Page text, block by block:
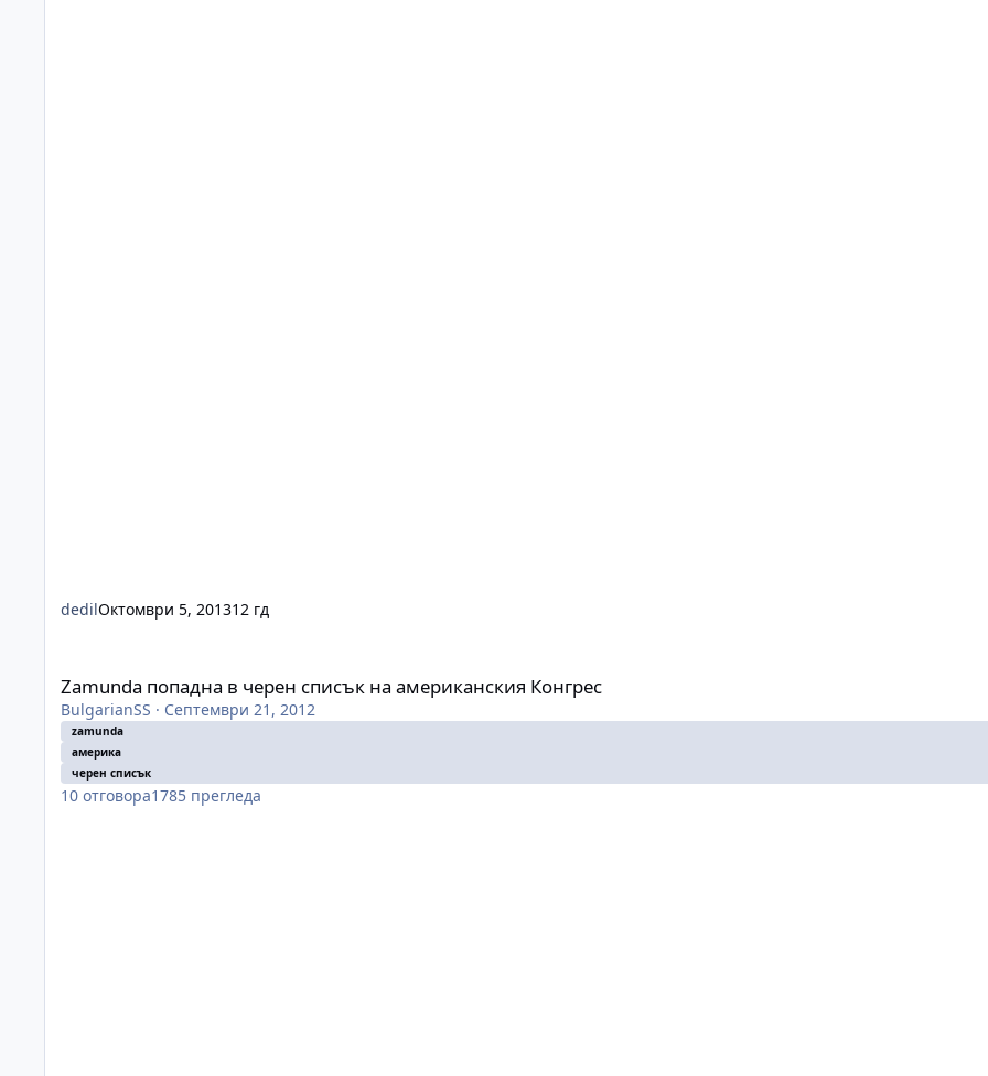
dedilОктомври 5, 201312 гд
Zamunda попадна в черен списък на американския Конгрес
BulgarianSS · Септември 21, 2012
zamunda
америка
черен списък
10 отговора1785 прегледа